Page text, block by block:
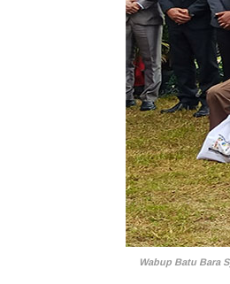
Wabup Batu Bara